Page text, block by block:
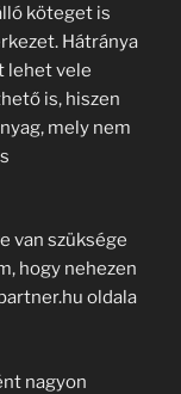
köteget is
Hátránya
lehet vele
is, hiszen
mely nem
van szüksége
hogy nehezen
oldala
nagyon